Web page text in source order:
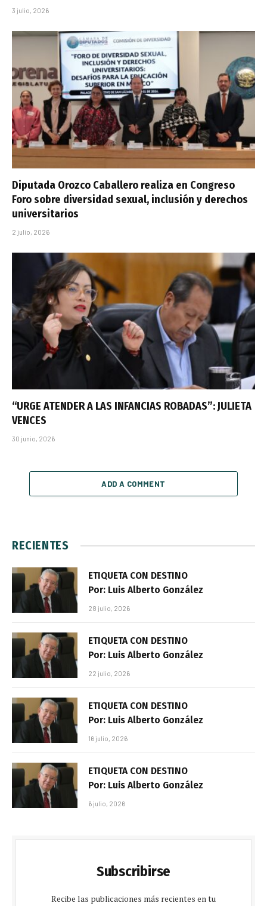
3 julio, 2026
Diputada Orozco Caballero realiza en Congreso
Foro sobre diversidad sexual, inclusión y derechos
universitarios
2 julio, 2026
“URGE ATENDER A LAS INFANCIAS ROBADAS”: JULIETA
VENCES
30 junio, 2026
ADD A COMMENT
RECIENTES
ETIQUETA CON DESTINO
Por: Luis Alberto González
28 julio, 2026
ETIQUETA CON DESTINO
Por: Luis Alberto González
22 julio, 2026
ETIQUETA CON DESTINO
Por: Luis Alberto González
16 julio, 2026
ETIQUETA CON DESTINO
Por: Luis Alberto González
6 julio, 2026
Subscribirse
Recibe las publicaciones más recientes en tu